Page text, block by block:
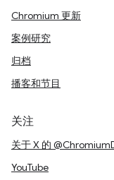
Chromium 更新
案例研究
归档
播客和节目
关注
关于 X 的
YouTube